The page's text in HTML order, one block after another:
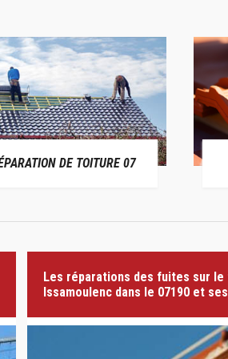
DE TOITURE 07
Les réparations des fuites sur
Issamoulenc dans le 07190 et